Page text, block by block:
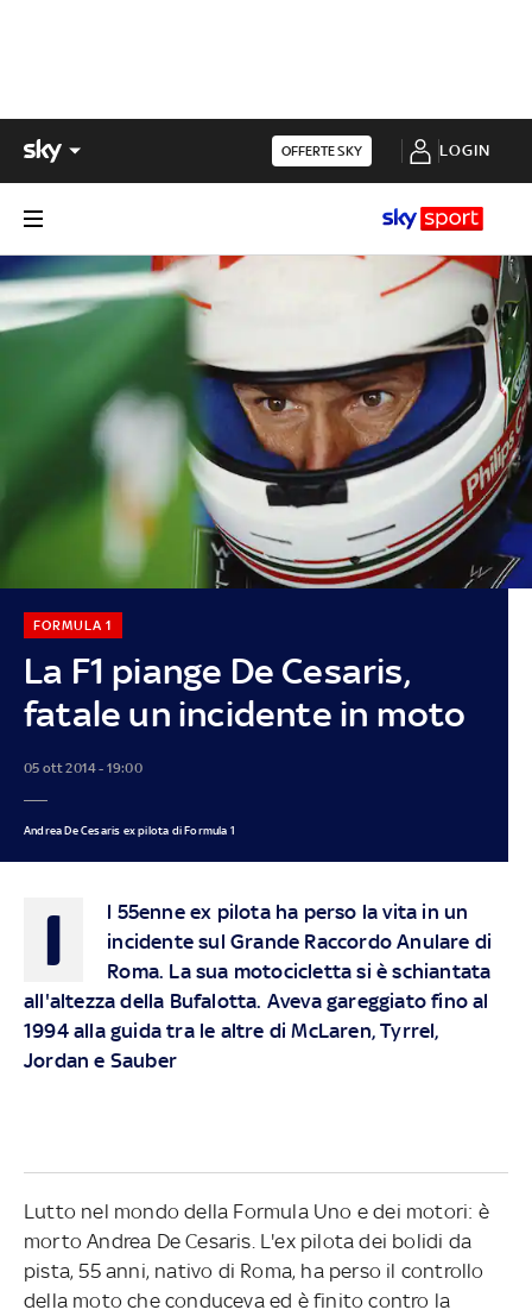
OFFERTE SKY LOGIN
La F1 piange De Cesaris,
fatale un incidente in moto
FORMULA 1
05 ott 2014 - 19:00
Andrea De Cesaris ex pilota di Formula 1
I
l 55enne ex pilota ha perso la vita in un
incidente sul Grande Raccordo Anulare di
Roma. La sua motocicletta si è schiantata
all'altezza della Bufalotta. Aveva gareggiato fino al
1994 alla guida tra le altre di McLaren, Tyrrel,
Jordan e Sauber
Lutto nel mondo della Formula Uno e dei motori: è
morto Andrea De Cesaris. L'ex pilota dei bolidi da
pista, 55 anni, nativo di Roma, ha perso il controllo
della moto che conduceva ed è finito contro la